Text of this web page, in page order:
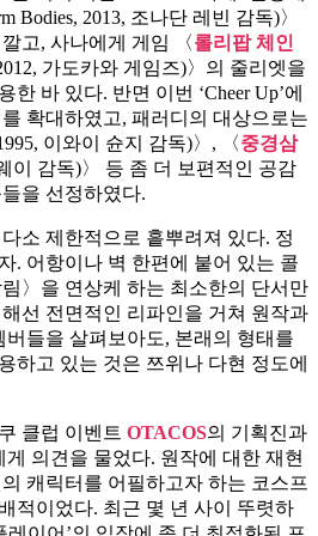
Bodies, 2013, 조나단 레빈 감독)〉
고, 사나에게 게임 〈롤리팝 체인
가도카와 게임즈)〉의 줄리엣을
바 있다. 반면 이번 ‘Cheer Up’에
확대하였고, 패러디의 대상으로는
이와이 슌지 감독)〉, 〈중경삼
이 감독)〉 등 좀 더 보편적인 공감
을 선정하였다.
소 제한적으로 흩뿌려져 있다. 정
. 어항이나 벽 한편에 붙어 있는 콜
〉을 연상케 하는 최소한의 단서만
선 전면적인 리파인을 거쳐 원작과
들을 살펴보아도, 본래의 형태를
하고 있는 것은 쯔위나 다현 정도에
클럽 이벤트 OTACOS의 기획진과
의견을 물었다. 원작에 대한 재현
캐릭터를 어필하고자 하는 코스프
적이었다. 최근 몇 년 사이 뚜렷하